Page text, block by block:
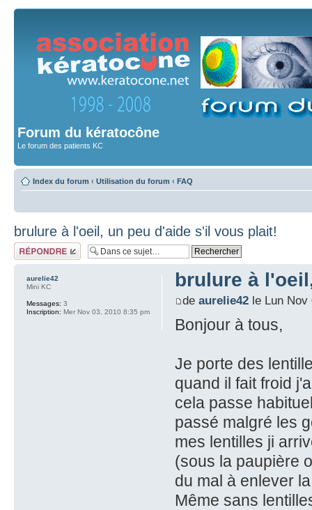
Forum du kératocône
Le forum des patients KC
Index du forum ‹ Utilisation du forum ‹ FAQ
brulure à l'oeil, un peu d'aide s'il vous plait!
Répondre
brulure à
de aurelie42le Lun Nov
Bonjour à tous,
Je porte des
quand il fait froid
cela passe
passé malgré les
mes lentilles ji
(sous la paupière
du mal à enlever
Même sans
aurelie42
Mini KC
Messages: 3
Inscription: Mer Nov 03, 2010 8:35 pm